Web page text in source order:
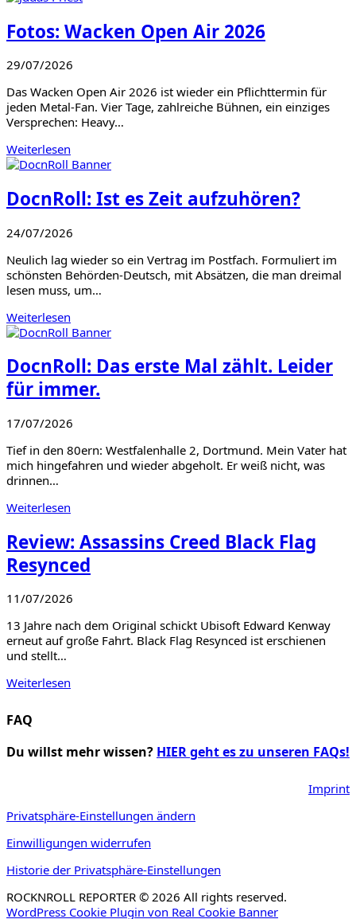
Fotos: Wacken Open Air 2026
29/07/2026
Das Wacken Open Air 2026 ist wieder ein Pflichttermin für
jeden Metal-Fan. Vier Tage, zahlreiche Bühnen, ein einziges
Versprechen: Heavy…
Weiterlesen
DocnRoll: Ist es Zeit aufzuhören?
24/07/2026
Neulich lag wieder so ein Vertrag im Postfach. Formuliert im
schönsten Behörden-Deutsch, mit Absätzen, die man dreimal
lesen muss, um…
Weiterlesen
DocnRoll: Das erste Mal zählt. Leider
für immer.
17/07/2026
Tief in den 80ern: Westfalenhalle 2, Dortmund. Mein Vater hat
mich hingefahren und wieder abgeholt. Er weiß nicht, was
drinnen…
Weiterlesen
Review: Assassins Creed Black Flag
Resynced
11/07/2026
13 Jahre nach dem Original schickt Ubisoft Edward Kenway
erneut auf große Fahrt. Black Flag Resynced ist erschienen
und stellt…
Weiterlesen
FAQ
Du willst mehr wissen? HIER geht es zu unseren FAQs!
Imprint
Privatsphäre-Einstellungen ändern
Einwilligungen widerrufen
Historie der Privatsphäre-Einstellungen
ROCKNROLL REPORTER © 2026 All rights reserved.
WordPress Cookie Plugin von Real Cookie Banner